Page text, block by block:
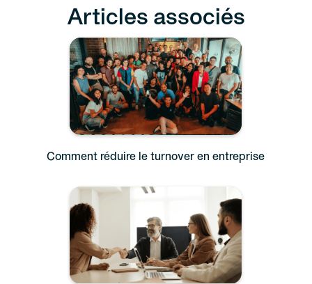
Articles associés
Comment réduire le turnover en entreprise